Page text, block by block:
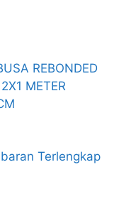
REBONDED
METER
Terlengkap